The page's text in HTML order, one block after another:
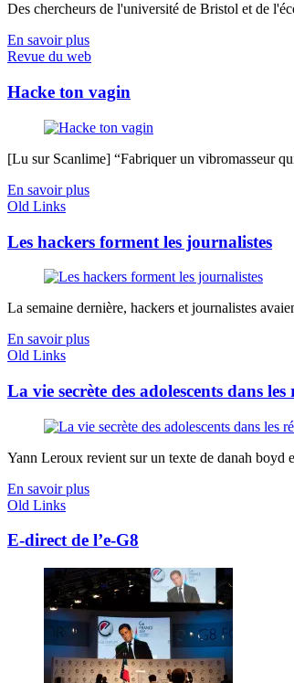
Des chercheurs de l'université de Bristol et de
En savoir plus
Revue du web
Hacke ton vagin
[Lu sur Scanlime] “Fabriquer un vibromasseur
En savoir plus
Old Links
Les hackers forment les journalistes
La semaine dernière, hackers et journalistes
En savoir plus
Old Links
La vie secrète des adolescents dans les
Yann Leroux revient sur un texte de danah
En savoir plus
Old Links
E-direct de l’e-G8